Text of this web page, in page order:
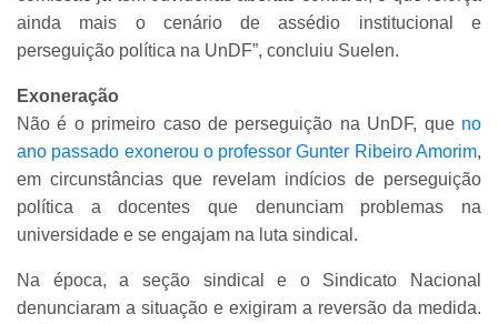
ainda mais o cenário de assédio institucional e
perseguição política na UnDF”, concluiu Suelen.
Exoneração
Não é o primeiro caso de perseguição na UnDF, que no
ano passado exonerou o professor Gunter Ribeiro Amorim,
em circunstâncias que revelam indícios de perseguição
política a docentes que denunciam problemas na
universidade e se engajam na luta sindical.
Na época, a seção sindical e o Sindicato Nacional
denunciaram a situação e exigiram a reversão da medida.